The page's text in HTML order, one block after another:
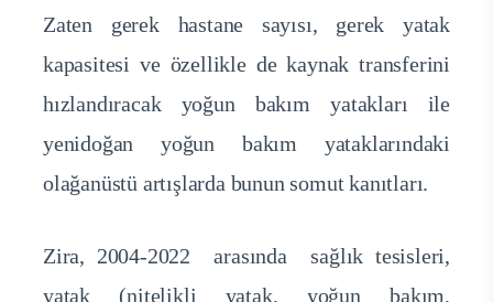
Zaten gerek hastane sayısı, gerek yatak
kapasitesi ve özellikle de kaynak transferini
hızlandıracak yoğun bakım yatakları ile
yenidoğan yoğun bakım yataklarındaki
olağanüstü artışlarda bunun somut kanıtları.
Zira, 2004-2022 arasında sağlık tesisleri,
yatak (nitelikli yatak, yoğun bakım,